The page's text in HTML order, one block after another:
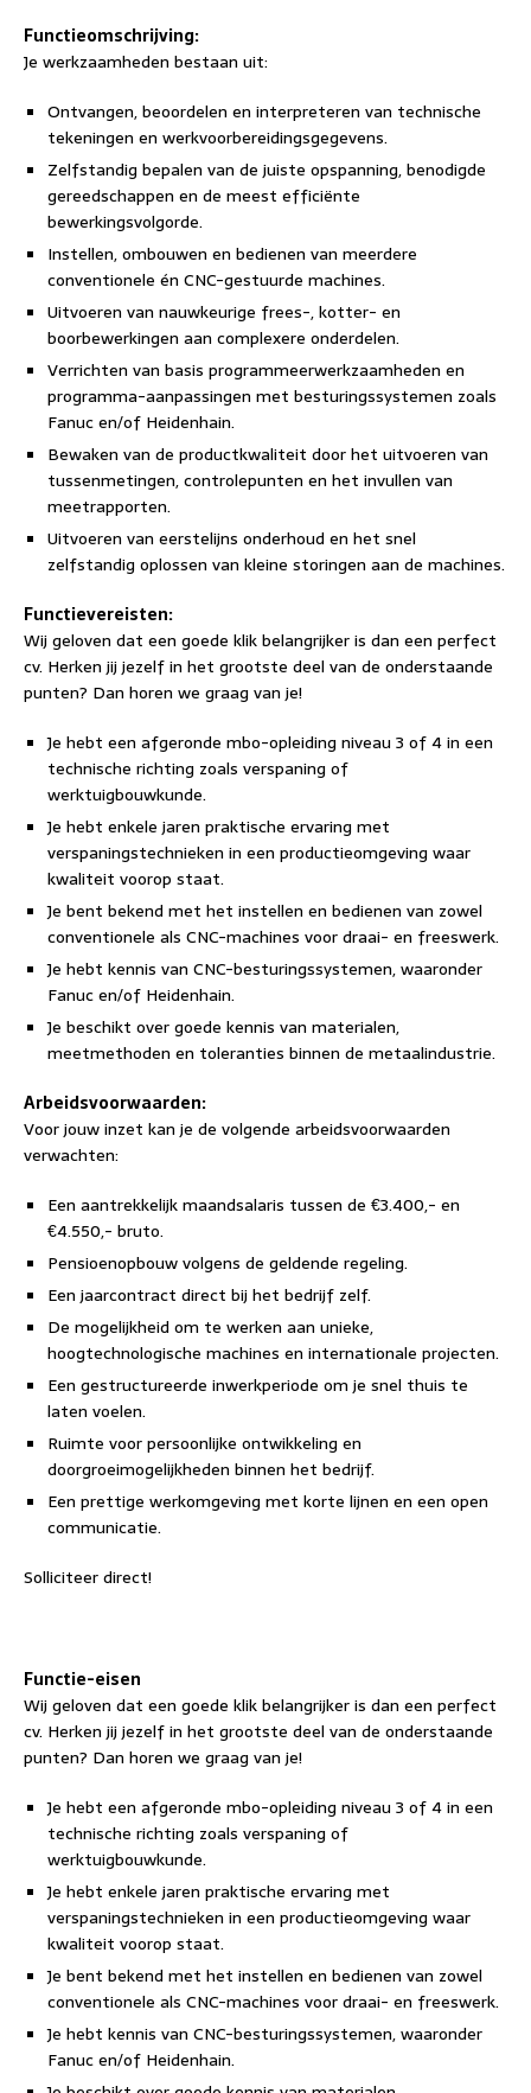
Functieomschrijving:
Je werkzaamheden bestaan uit:
Ontvangen, beoordelen en interpreteren van technische
tekeningen en werkvoorbereidingsgegevens.
Zelfstandig bepalen van de juiste opspanning, benodigde
gereedschappen en de meest efficiënte
bewerkingsvolgorde.
Instellen, ombouwen en bedienen van meerdere
conventionele én CNC-gestuurde machines.
Uitvoeren van nauwkeurige frees-, kotter- en
boorbewerkingen aan complexere onderdelen.
Verrichten van basis programmeerwerkzaamheden en
programma-aanpassingen met besturingssystemen zoals
Fanuc en/of Heidenhain.
Bewaken van de productkwaliteit door het uitvoeren van
tussenmetingen, controlepunten en het invullen van
meetrapporten.
Uitvoeren van eerstelijns onderhoud en het snel
zelfstandig oplossen van kleine storingen aan de machines.
Functievereisten:
Wij geloven dat een goede klik belangrijker is dan een perfect
cv. Herken jij jezelf in het grootste deel van de onderstaande
punten? Dan horen we graag van je!
Je hebt een afgeronde mbo-opleiding niveau 3 of 4 in een
technische richting zoals verspaning of
werktuigbouwkunde.
Je hebt enkele jaren praktische ervaring met
verspaningstechnieken in een productieomgeving waar
kwaliteit voorop staat.
Je bent bekend met het instellen en bedienen van zowel
conventionele als CNC-machines voor draai- en freeswerk.
Je hebt kennis van CNC-besturingssystemen, waaronder
Fanuc en/of Heidenhain.
Je beschikt over goede kennis van materialen,
meetmethoden en toleranties binnen de metaalindustrie.
Arbeidsvoorwaarden:
Voor jouw inzet kan je de volgende arbeidsvoorwaarden
verwachten:
Een aantrekkelijk maandsalaris tussen de €3.400,- en
€4.550,- bruto.
Pensioenopbouw volgens de geldende regeling.
Een jaarcontract direct bij het bedrijf zelf.
De mogelijkheid om te werken aan unieke,
hoogtechnologische machines en internationale projecten.
Een gestructureerde inwerkperiode om je snel thuis te
laten voelen.
Ruimte voor persoonlijke ontwikkeling en
doorgroeimogelijkheden binnen het bedrijf.
Een prettige werkomgeving met korte lijnen en een open
communicatie.
Solliciteer direct!
Functie-eisen
Wij geloven dat een goede klik belangrijker is dan een perfect
cv. Herken jij jezelf in het grootste deel van de onderstaande
punten? Dan horen we graag van je!
Je hebt een afgeronde mbo-opleiding niveau 3 of 4 in een
technische richting zoals verspaning of
werktuigbouwkunde.
Je hebt enkele jaren praktische ervaring met
verspaningstechnieken in een productieomgeving waar
kwaliteit voorop staat.
Je bent bekend met het instellen en bedienen van zowel
conventionele als CNC-machines voor draai- en freeswerk.
Je hebt kennis van CNC-besturingssystemen, waaronder
Fanuc en/of Heidenhain.